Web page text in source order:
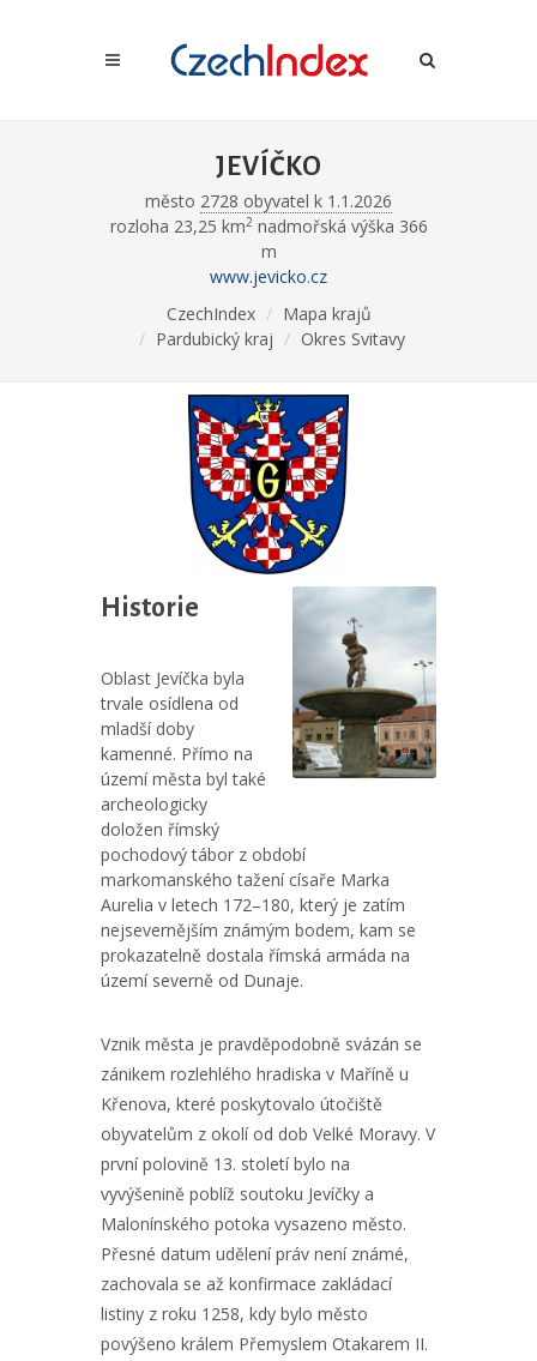
JEVÍČKO
město 2728 obyvatel k 1.1.2026
rozloha 23,25 km2nadmořská výška 366
m
www.jevicko.cz
CzechIndex
Mapa krajů
Pardubický kraj
Okres Svitavy
Historie
Oblast Jevíčka byla
trvale osídlena od
mladší doby
kamenné. Přímo na
území města byl také
archeologicky
doložen římský
pochodový tábor z období
markomanského tažení císaře Marka
Aurelia v letech 172–180, který je zatím
nejsevernějším známým bodem, kam se
prokazatelně dostala římská armáda na
území severně od Dunaje.
Vznik města je pravděpodobně svázán se
zánikem rozlehlého hradiska v Maříně u
Křenova, které poskytovalo útočiště
obyvatelům z okolí od dob Velké Moravy. V
první polovině 13. století bylo na
vyvýšenině poblíž soutoku Jevíčky a
Malonínského potoka vysazeno město.
Přesné datum udělení práv není známé,
zachovala se až konfirmace zakládací
listiny z roku 1258, kdy bylo město
povýšeno králem Přemyslem Otakarem II.